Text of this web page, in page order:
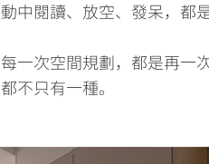
動中閱讀、放空、發呆，都
每一次空間規劃，都是再一
都不只有一種。